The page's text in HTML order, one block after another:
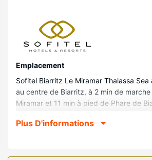
Emplacement
Sofitel Biarritz Le Miramar Thalassa
au centre de Biarritz, à 2 min de
Miramar et 11 min à pied de Phare de
Biarritz et à 1,5 km de Golf de Biarritz.
Les 126 chambres climatisées de
Plus D'informations